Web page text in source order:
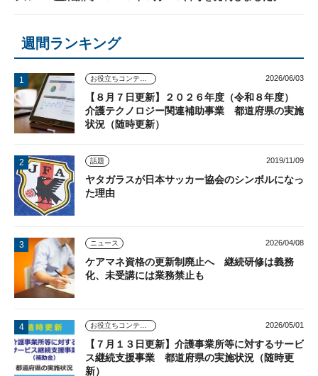
週間ランキング
2026/06/03
【８月７日更新】２０２６年度（令和８年度）
介護テクノロジー関連補助事業 都道府県の実施
状況（随時更新）
話題 2019/11/09
ヤタガラスが日本サッカー協会のシンボルになっ
た理由
ニュース 2026/04/08
ケアマネ資格の更新制廃止へ 継続研修は義務
化、未受講には業務禁止も
2026/05/01
【７月１３日更新】介護事業所等に対するサービ
ス継続支援事業 都道府県の実施状況（随時更
新）